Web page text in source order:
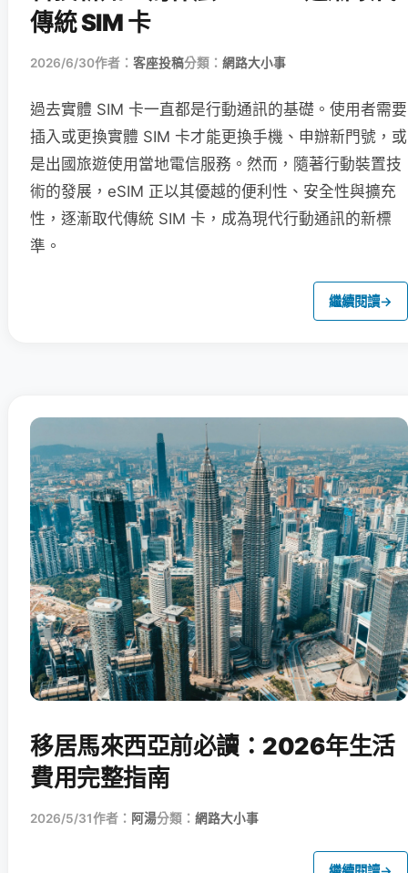
傳統 SIM 卡
2026/6/30作者： 客座投稿分類： 網路大小事
過去實體 SIM 卡一直都是行動通訊的基礎。使用者需要
插入或更換實體 SIM 卡才能更換手機、申辦新門號，或
是出國旅遊使用當地電信服務。然而，隨著行動裝置技
術的發展，eSIM 正以其優越的便利性、安全性與擴充
性，逐漸取代傳統 SIM 卡，成為現代行動通訊的新標
準。
繼續閱讀→
移居馬來西亞前必讀：2026年生活
費用完整指南
2026/5/31作者： 阿湯分類： 網路大小事